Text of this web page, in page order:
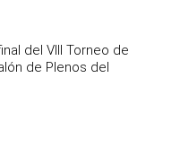
del VIII Torneo de
de Plenos del